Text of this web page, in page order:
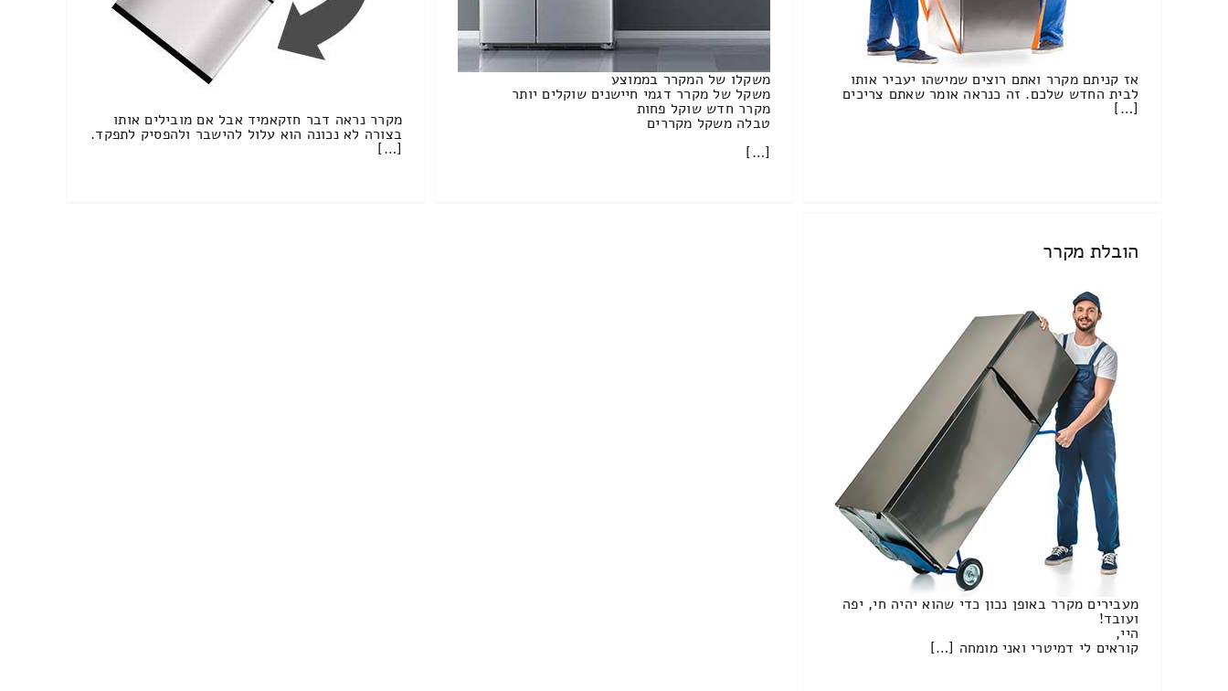
אז קניתם מקרר ואתם רוצים שמישהו יעביר אותו
לבית החדש שלכם. זה כנראה אומר שאתם צריכים
[…]
משקלו של המקרר בממוצע
משקל של מקרר דגמי חיישנים שוקלים יותר
מקרר חדש שוקל פחות
טבלה משקל מקררים
[…]
מקרר נראה דבר חזקאמיד אבל אם מובילים אותו
בצורה לא נכונה הוא עלול להישבר ולהפסיק לתפקד.
[…]
הובלת מקרר
מעבירים מקרר באופן נכון כדי שהוא יהיה חי, יפה
ועובד!
היי,
קוראים לי דמיטרי ואני מומחה […]